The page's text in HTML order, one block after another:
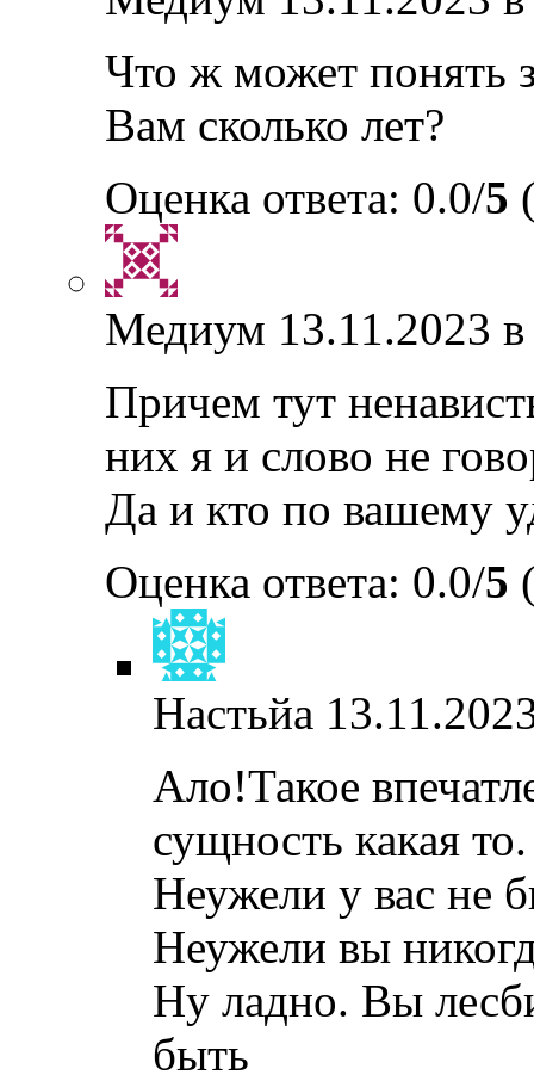
Что ж может понять
Вам сколько лет?
Оценка ответа: 0.0/5
Медиум 13.11.2023
Причем тут
них я и слово не
Да и кто по вашему
Оценка ответа: 0.0/5
Настьйа
Ало!Такое
сущность какая
Неужели у вас не
Неужели вы
Ну ладно. Вы
быть